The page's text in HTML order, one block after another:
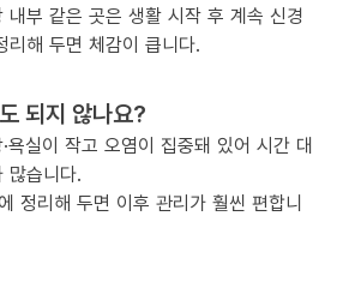
내부 같은 곳은 생활 시작 후 계속 신경
해 두면 체감이 큽니다.
되지 않나요?
욕실이 작고 오염이 집중돼 있어 시간 대
많습니다.
정리해 두면 이후 관리가 훨씬 편합니